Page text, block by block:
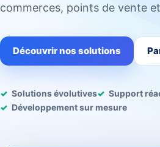
commerces, points de vente
Découvrir nos solutions
Solutions évolutives
Support
Développement sur mesure